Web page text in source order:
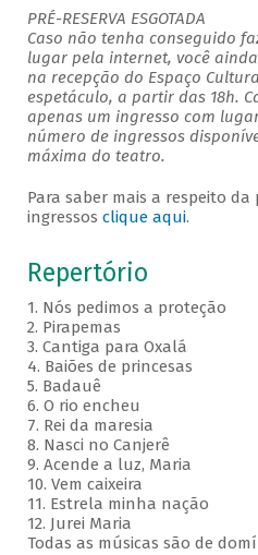
PRÉ-RESERVA ESGOTADA
Caso não tenha conseguido
lugar pela internet, você
na recepção do Espaço
espetáculo, a partir das 18h.
apenas um ingresso com
número de ingressos
máxima do teatro.
Para saber mais a respeito da
ingressos clique aqui.
Repertório
1. Nós pedimos a proteção
2. Pirapemas
3. Cantiga para Oxalá
4. Baiões de princesas
5. Badauê
6. O rio encheu
7. Rei da maresia
8. Nasci no Canjerê
9. Acende a luz, Maria
10. Vem caixeira
11. Estrela minha nação
12. Jurei Maria
Todas as músicas são de